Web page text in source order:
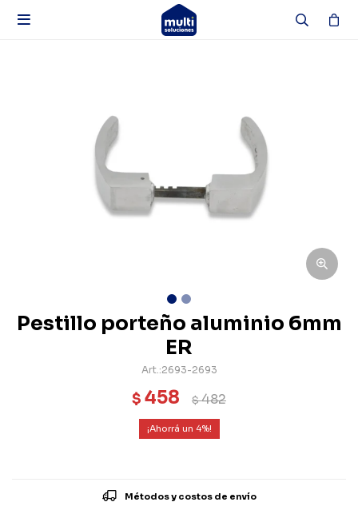

Pestillo porteño aluminio 6mm
ER
2693-2693
$ 458 $482
4
Métodos y costos de envío